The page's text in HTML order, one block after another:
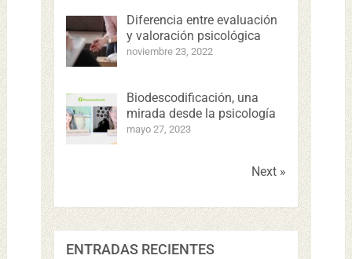
Diferencia entre evaluación
y valoración psicológica
noviembre 23, 2022
Biodescodificación, una
mirada desde la psicología
mayo 27, 2023
Next »
ENTRADAS RECIENTES